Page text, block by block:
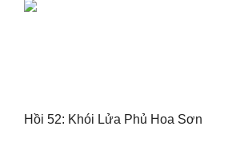
Hồi 52: Khói Lửa Phủ Hoa Sơn